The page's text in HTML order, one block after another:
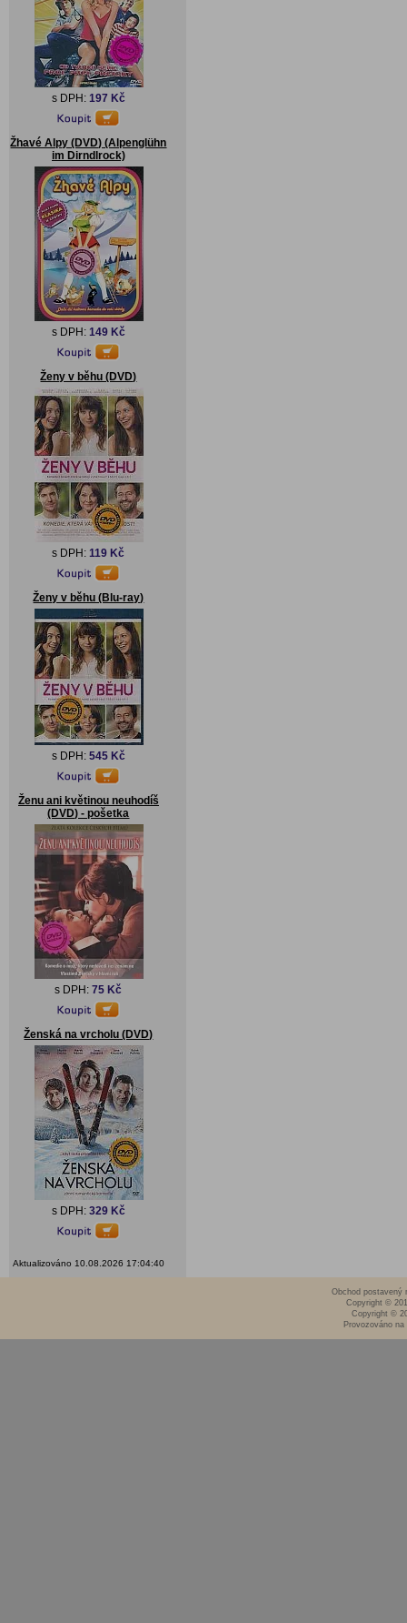
s DPH: 197 Kč
Žhavé Alpy (DVD) (Alpenglühn
im Dirndlrock)
s DPH: 149 Kč
Ženy v běhu (DVD)
s DPH:119 Kč
Ženy v běhu (Blu-ray)
s DPH: 545 Kč
Ženu ani květinou neuhodíš
(DVD) - pošetka
s DPH:75 Kč
Ženská na vrcholu (DVD)
s DPH: 329 Kč
Aktualizováno 10.08.2026 17:04:40
Obchod postavený
Copyright ©
Copyright ©
Provozováno